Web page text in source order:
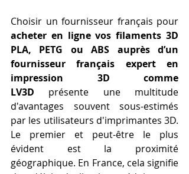
acheter en ligne vos filaments 3D
PLA, PETG ou ABS auprès d’un
fournisseur français expert en
impression 3D comme
LV3D présente une multitude
d'avantages souvent sous-estimés
par les utilisateurs d'imprimantes 3D.
Le premier et peut-être le plus
évident est la proximité
géographique. En France, cela signifie